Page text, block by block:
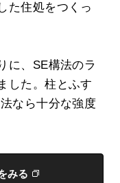
た住処をつくっ
に、SE構法のラ
した。柱とふす
なら十分な強度
みる